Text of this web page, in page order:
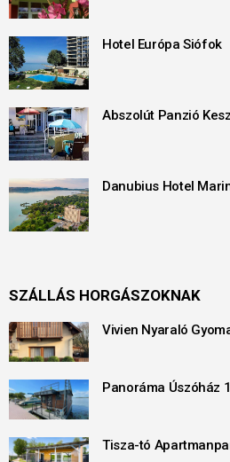
Hotel Európa Siófok
Abszolút Panzió
Danubius Hotel
SZÁLLÁS HORGÁSZOKNAK
Vivien Nyaraló
Panoráma Úszóház
Tisza-tó